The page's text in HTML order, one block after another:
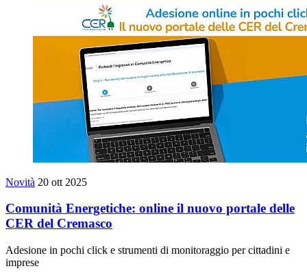
Novità 20 ott 2025
Comunità Energetiche: online il nuovo portale delle
CER del Cremasco
Adesione in pochi click e strumenti di monitoraggio per cittadini e
imprese